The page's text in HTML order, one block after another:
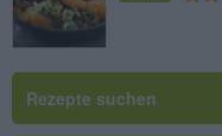
Rezepte suchen